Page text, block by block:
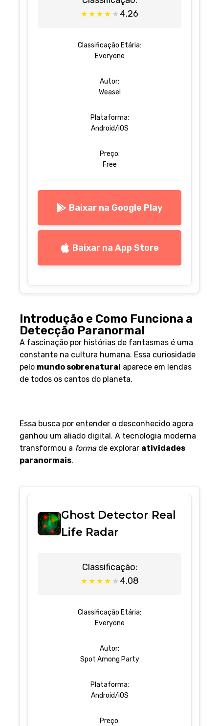
★ ★ ★ ★ ★ 4.26
Classificação Etária:
Everyone
Autor:
Weasel
Plataforma:
Android/iOS
Preço:
Free
Baixar na Google Play
Baixar na App Store
Introdução e Como Funciona a
Detecção Paranormal
A fascinação por histórias de fantasmas é uma
constante na cultura humana. Essa curiosidade
pelo mundo sobrenatural aparece em lendas
de todos os cantos do planeta.
Essa busca por entender o desconhecido agora
ganhou um aliado digital. A tecnologia moderna
transformou a formade explorar atividades
paranormais.
Ghost Detector Real
Life Radar
Classificação:
★ ★ ★ ★ ★ 4.08
Classificação Etária:
Everyone
Autor:
Spot Among Party
Plataforma:
Android/iOS
Preço: